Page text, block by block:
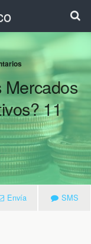
Mercados
11
Envía SMS